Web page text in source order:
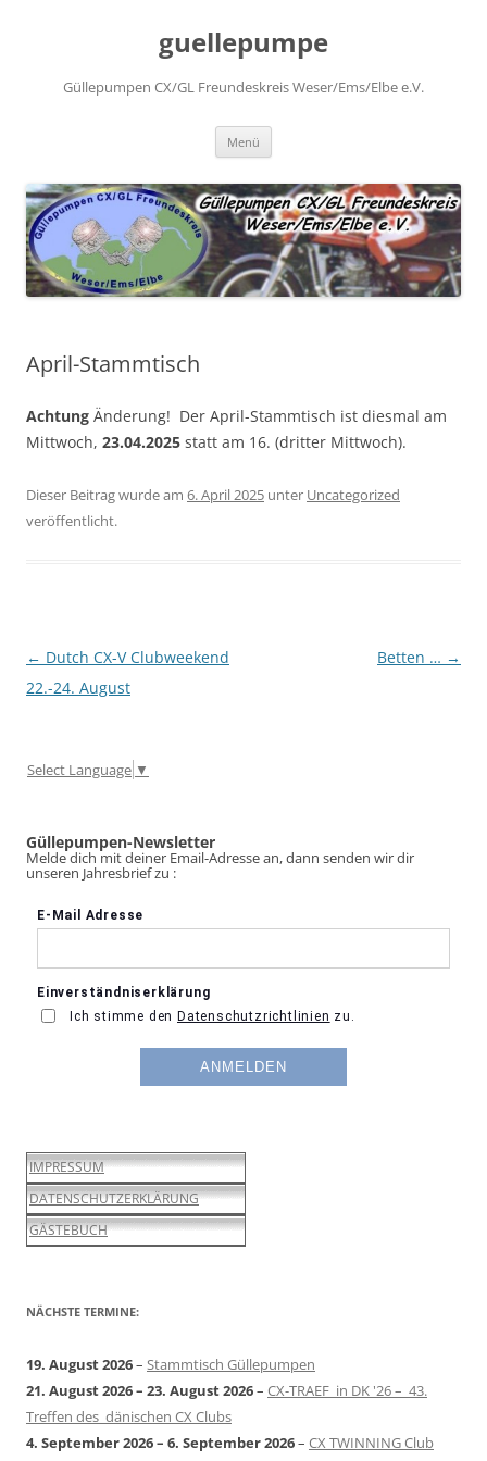
guellepumpe
Güllepumpen CX/GL Freundeskreis Weser/Ems/Elbe e.V.
Menü
April-Stammtisch
Achtung Änderung! Der April-Stammtisch ist diesmal am
Mittwoch, 23.04.2025 statt am 16. (dritter Mittwoch).
Dieser Beitrag wurde am 6. April 2025 unter Uncategorized
veröffentlicht.
Beitragsnavigation
← Dutch CX-V Clubweekend
22.-24. August
Betten … →
Select Language ▼
Güllepumpen-Newsletter
Melde dich mit deiner Email-Adresse an, dann senden wir dir
unseren Jahresbrief zu :
IMPRESSUM
DATENSCHUTZERKLÄRUNG
GÄSTEBUCH
NÄCHSTE TERMINE:
19. August 2026– Stammtisch Güllepumpen
21. August 2026– 23. August 2026– CX-TRAEF in DK '26 – 43.
Treffen des dänischen CX Clubs
4. September 2026– 6. September 2026– CX TWINNING Club